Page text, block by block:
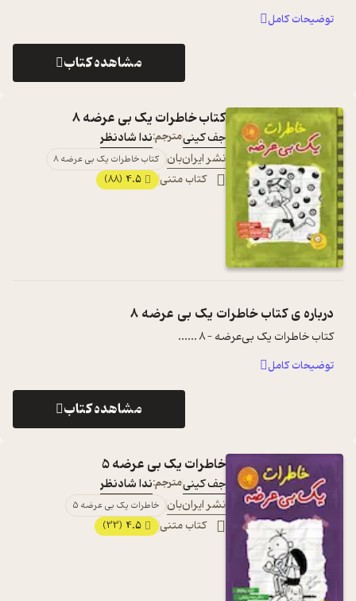
سؤال به ذه ... ...توضیحات کامل
مشاهده کتاب
کتاب خاطرات یک بی عرضه 8
جف کینیمترجم:ندا شادنظر
نشر ایران‌بان کتاب خاطرات یک بی عرضه 8
کتاب متنی 4.5
(88)
درباره یکتاب خاطرات یک بی عرضه 8
کتاب خاطرات یک بی‌عرضه – ۸ ... ...
توضیحات کامل
مشاهده کتاب
خاطرات یک بی عرضه 5
جف کینیمترجم:ندا شادنظر
نشر ایران‌بان خاطرات یک بی عرضه 5
کتاب متنی 4.5
(33)